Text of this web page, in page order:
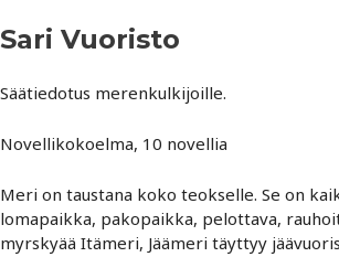
Sari Vuoristo
Säätiedotus merenkulkijoille.
Novellikokoelma, 10 novellia
Meri on taustana koko teokselle. Se on
lomapaikka, pakopaikka, pelottava,
myrskyää Itämeri, Jäämeri täyttyy